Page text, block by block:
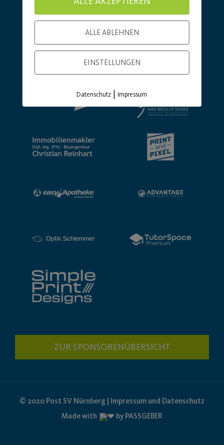
ZUR SPONSORENÜBERSICHT
© 2020 Post SV Nürnberg | Impressum und Datenschutz
Made with
by PASSGEBER
ALLE ABLEHNEN
EINSTELLUNGEN
Datenschutz |Impressum